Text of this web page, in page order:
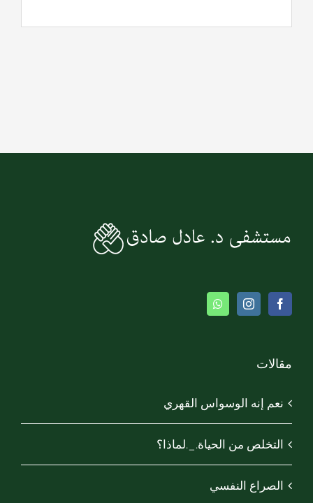
مقالات
نعم إنه الوسواس القهري
التخلص من الحياة._.لماذا؟
الصراع النفسي